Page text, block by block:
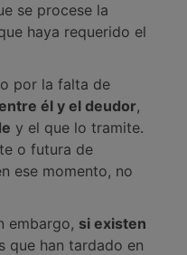
se procese la
haya requerido el
por la falta de
él y el deudor,
y el que lo tramite.
o futura de
ese momento, no
embargo, si existen
que han tardado en